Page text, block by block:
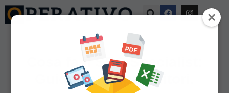
Cosa fa il SEO Specialist:
Guida per Imprenditori.